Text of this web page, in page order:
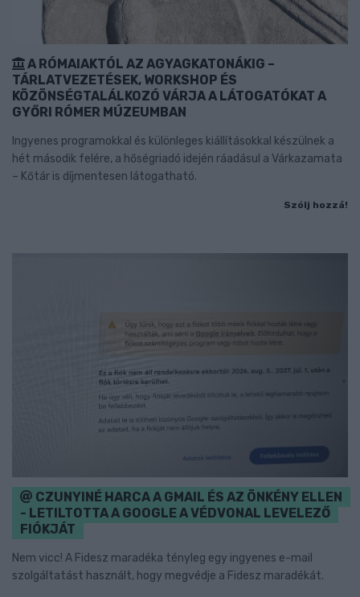
A RÓMAIAKTÓL AZ AGYAGKATONÁKIG –
TÁRLATVEZETÉSEK, WORKSHOP ÉS
KÖZÖNSÉGTALÁLKOZÓ VÁRJA A LÁTOGATÓKAT A
GYŐRI RÓMER MÚZEUMBAN
Ingyenes programokkal és különleges kiállításokkal készülnek a
hét második felére, a hőségriadó idején ráadásul a Várkazamata
– Kőtár is díjmentesen látogatható.
Szólj hozzá!
CZUNYINÉ HARCA A GMAIL ÉS AZ ÖNKÉNY ELLEN
- LETILTOTTA A GOOGLE A VÉDVONAL LEVELEZŐ
FIÓKJÁT
Nem vicc! A Fidesz maradéka tényleg egy ingyenes e-mail
szolgáltatást használt, hogy megvédje a Fidesz maradékát.